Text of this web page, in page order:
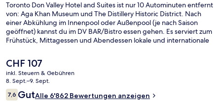
Toronto Don Valley Hotel and Suites ist nur 10 Autominuten entfernt
von: Aga Khan Museum und The Distillery Historic District. Nach
einer Abkühlung im Innenpool oder Außenpool (je nach Saison
geöffnet) kannst du im DV BAR/Bistro essen gehen. Es serviert zum
Frühstück, Mittagessen und Abendessen lokale und internationale
eine Poolbar, ein Fitnesscenter sowie einen Fitnessbereich. Andere
Reisende schätzen die fußläufige Entfernung zu den öffentlichen
Verkehrsmitteln: Zur Wynford-Station sind es 4 und zur Aga-Khan-
Park-&-Museum-Station sind es 8 Gehminuten.
Der
aktuelle
Preis
beträgt
CHF 107.
CHF 107
inkl. Steuern & Gebühren
8. Sept.–9. Sept.
Bewertungen
7,67,6 von 10.
GutAlle 6'862 Bewertungen anzeigen